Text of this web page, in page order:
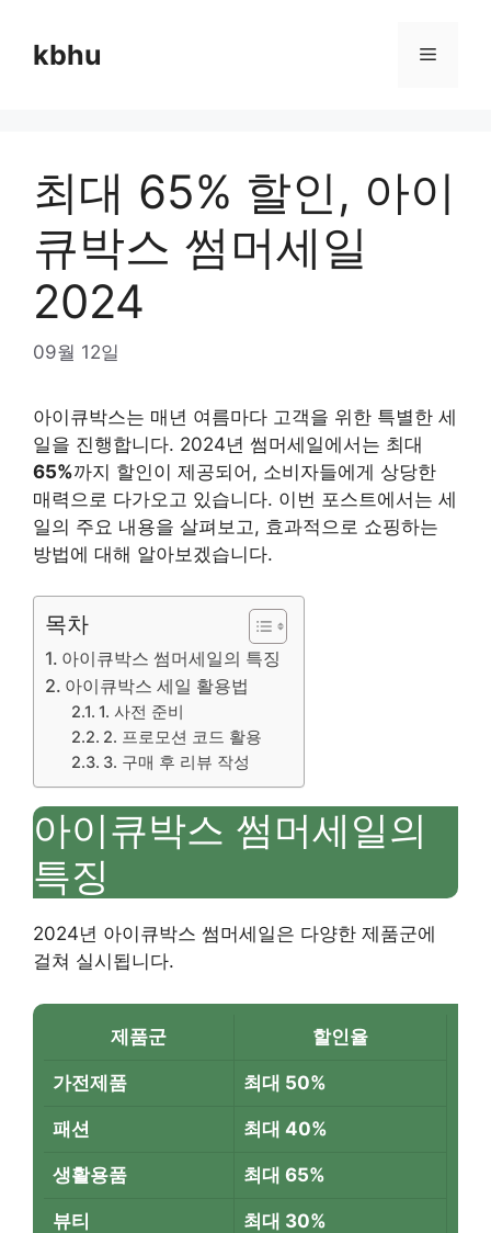
contentkbhu Menu
최대 65% 할인, 아이
큐박스 썸머세일
2024
09월 12일
아이큐박스는 매년 여름마다 고객을 위한 특별한 세
일을 진행합니다. 2024년 썸머세일에서는 최대
65%까지 할인이 제공되어, 소비자들에게 상당한
매력으로 다가오고 있습니다. 이번 포스트에서는 세
일의 주요 내용을 살펴보고, 효과적으로 쇼핑하는
방법에 대해 알아보겠습니다.
목차
아이큐박스 썸머세일의 특징
아이큐박스 세일 활용법
1. 사전 준비
2. 프로모션 코드 활용
3. 구매 후 리뷰 작성
아이큐박스 썸머세일의
특징
2024년 아이큐박스 썸머세일은 다양한 제품군에
걸쳐 실시됩니다.
제품군 할인율
가전제품 최대 50%
패션 최대 40%
생활용품 최대 65%
뷰티 최대 30%